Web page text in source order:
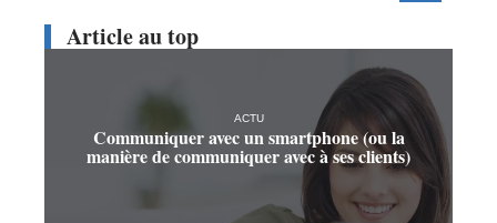
Article au top
ACTU
Communiquer avec un smartphone (ou la
manière de communiquer avec à ses clients)